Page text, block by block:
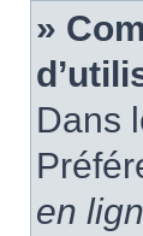
»
Dans
en